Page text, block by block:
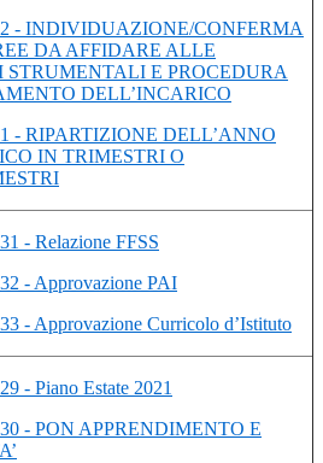
2 - INDIVIDUAZIONE/CONFERMA
DA AFFIDARE ALLE
STRUMENTALI E PROCEDURA
DELL’INCARICO
- RIPARTIZIONE DELL’ANNO
IN TRIMESTRI O
- Relazione FFSS
- Approvazione PAI
- Approvazione Curricolo d’Istituto
- Piano Estate 2021
- PON APPRENDIMENTO E